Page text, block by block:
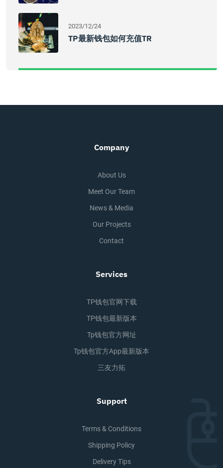
2023/12/24
TP最新钱包如何充值TR
Company
About Us
Meet Our Team
News & Media
Our Projects
Contact
Services
TP钱包官网下载
TP钱包最新版本
Tp钱包官方网址
Tp钱包官方app最新版本
三友力拓
Support
Terms & Conditions
Shipping Policy
Delivery Tips